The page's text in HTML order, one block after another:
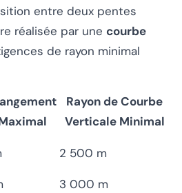
entre deux pentes
réalisée par une courbe
de rayon minimal
Rayon de Courbe
Verticale Minimal
2 500 m
3 000 m